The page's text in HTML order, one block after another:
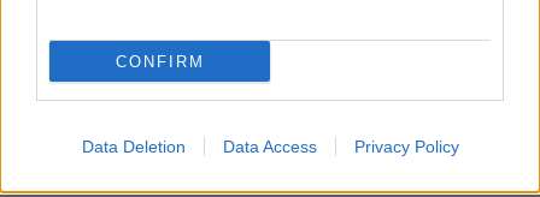
CONFIRM
Data Deletion Data Access Privacy Policy
A lakosságra is fontos szerep hárul a
szúnyoginvázió elkerülésében